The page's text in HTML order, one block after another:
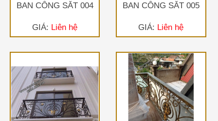
BAN CÔNG SẮT 004
GIÁ: Liên hệ
BAN CÔNG SẮT 005
GIÁ: Liên hệ